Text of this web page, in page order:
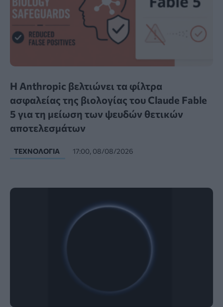
Η Anthropic βελτιώνει τα φίλτρα
ασφαλείας της βιολογίας του Claude Fable
5 για τη μείωση των ψευδών θετικών
αποτελεσμάτων
ΤΕΧΝΟΛΟΓΊΑ 17:00, 08/08/2026